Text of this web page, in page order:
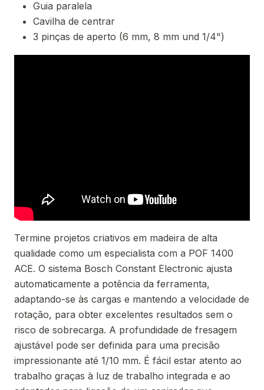
Guia paralela
Cavilha de centrar
3 pinças de aperto (6 mm, 8 mm und 1/4")
Termine projetos criativos em madeira de alta
qualidade como um especialista com a POF 1400
ACE. O sistema Bosch Constant Electronic ajusta
automaticamente a potência da ferramenta,
adaptando-se às cargas e mantendo a velocidade de
rotação, para obter excelentes resultados sem o
risco de sobrecarga. A profundidade de fresagem
ajustável pode ser definida para uma precisão
impressionante até 1/10 mm. É fácil estar atento ao
trabalho graças à luz de trabalho integrada e ao